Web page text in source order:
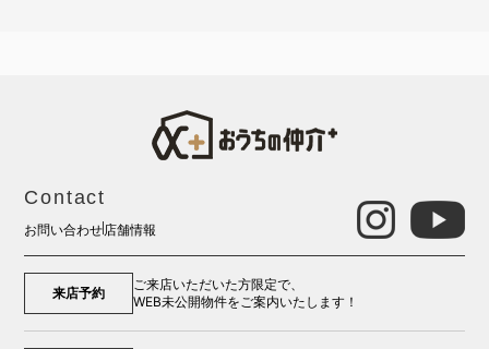
Contact
お問い合わせ店舗情報
来店予約
ご来店いただいた方限定で、
WEB未公開物件をご案内いたします！